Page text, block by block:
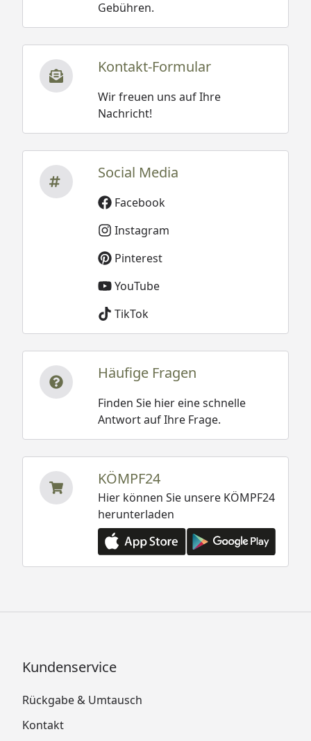
Gebühren.
Kontakt-Formular
Wir freuen uns auf Ihre
Nachricht!
Social Media
Facebook
Instagram
Pinterest
YouTube
TikTok
Häufige Fragen
Finden Sie hier eine schnelle
Antwort auf Ihre Frage.
KÖMPF24
Hier können Sie unsere KÖMPF24
herunterladen
Kundenservice
Rückgabe & Umtausch
Kontakt